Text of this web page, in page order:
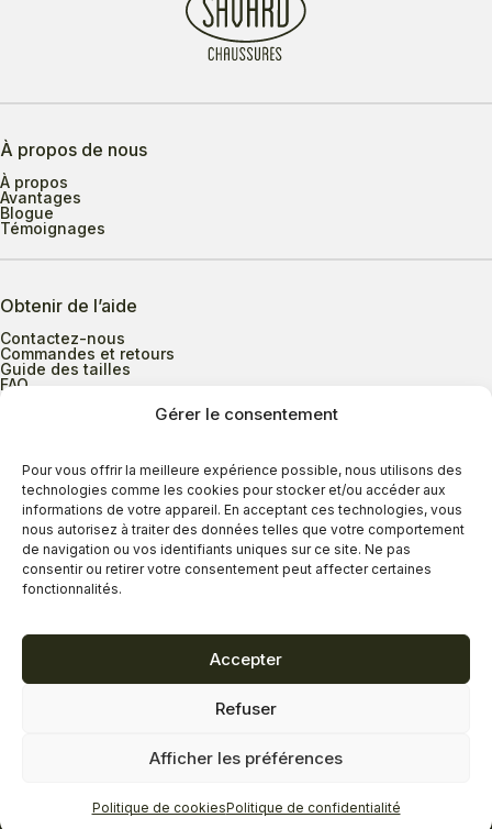
Gérer le consentement
Pour vous offrir la meilleure expérience possible, nous utilisons des
technologies comme les cookies pour stocker et/ou accéder aux
informations de votre appareil. En acceptant ces technologies, vous
nous autorisez à traiter des données telles que votre comportement
de navigation ou vos identifiants uniques sur ce site. Ne pas
consentir ou retirer votre consentement peut affecter certaines
fonctionnalités.
Accepter
Refuser
Afficher les préférences
Politique de cookiesPolitique de confidentialité
À propos de nous
À propos
Avantages
Blogue
Témoignages
Obtenir de l’aide
Contactez-nous
Commandes et retours
Guide des tailles
FAQ
Heures d’ouverture
Lundi au mercredi
9h00 à 17h30
Jeudi
9h00 à 20h00
Vendredi
9h00 à 18h00
Dimanche
11h00 à 16h30
Termes et conditions
Réalisation Zonart Communications